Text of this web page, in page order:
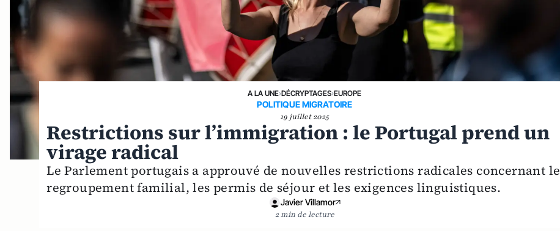
A LA UNE›DÉCRYPTAGES›EUROPE
POLITIQUE MIGRATOIRE
19 juillet 2025
Restrictions sur l’immigration : le Portugal prend un
virage radical
Le Parlement portugais a approuvé de nouvelles restrictions radicales concernant le
regroupement familial, les permis de séjour et les exigences linguistiques.
Javier Villamor
2 min de lecture